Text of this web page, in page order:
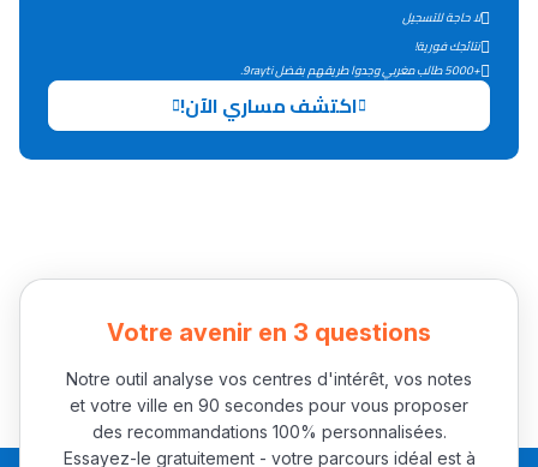
يلقاو التوازن من الدّاخل
ومن الخارج، بشرى
أمسكين بنات مسارها
خطوة بخطوة - مترجم
القراية و الخدمة فمجال
لا حاجة للتسجيل
نتائجك فورية!
+5000 طالب مغربي وجدوا طريقهم بفضل 9rayti.
اكتشف مساري الآن!
Votre avenir en 3 questions
Notre outil analyse vos centres d'intérêt, vos notes
et votre ville en 90 secondes pour vous proposer
des recommandations 100% personnalisées.
Essayez-le gratuitement - votre parcours idéal est à